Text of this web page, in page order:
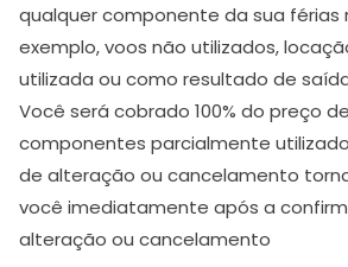
qualquer componente da sua férias
exemplo, voos não utilizados,
utilizada ou como resultado de
Você será cobrado 100% do preço
componentes parcialmente
de alteração ou cancelamento
você imediatamente após a
alteração ou cancelamento